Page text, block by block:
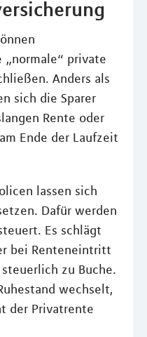
„normale“ private
Anders als
sich die Sparer
Rente oder
Ende der Laufzeit
lassen sich
Dafür werden
Es schlägt
bei Renteneintritt
zu Buche.
wechselt,
der Privatrente